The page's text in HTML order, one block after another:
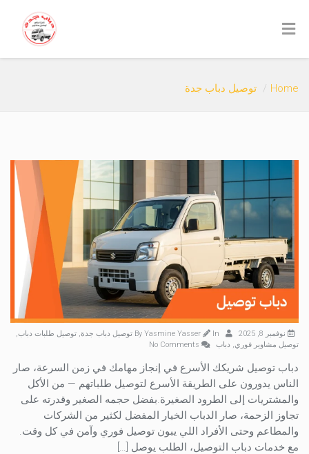
Home توصيل دباب جدة
نوفمبر 8, 2025 Yasmine Yasser In توصيل دباب جدة, توصيل طلبات دباب,
توصيل مشاوير فوري, دباب
دباب توصيل شريكك الأسرع في إنجاز مهامك في زمن السرعة، صار
الناس يدورون على الطريقة الأسرع لتوصيل طلباتهم — من الأكل
والمشتريات إلى الطرود الصغيرة.بفضل حجمه الصغير وقدرته على
تجاوز الزحمة، صار الدباب الخيار المفضل لكثير من الشركات
والمطاعم وحتى الأفراد اللي يبون توصيل فوري وآمن في كل وقت.
مع خدمات دباب التوصيل، الطلب يوصل […]